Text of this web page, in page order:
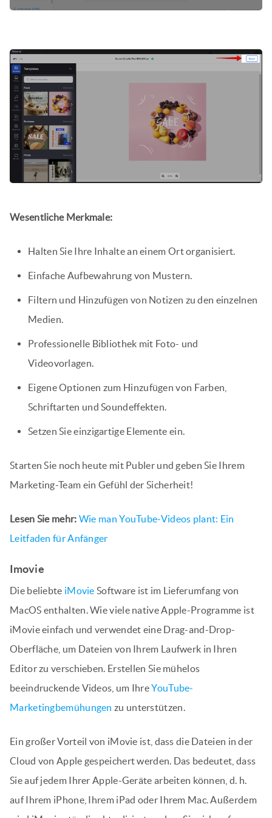
Wesentliche Merkmale:
Halten Sie Ihre Inhalte an einem Ort organisiert.
Einfache Aufbewahrung von Mustern.
Filtern und Hinzufügen von Notizen zu den einzelnen
Medien.
Professionelle Bibliothek mit Foto- und
Videovorlagen.
Eigene Optionen zum Hinzufügen von Farben,
Schriftarten und Soundeffekten.
Setzen Sie einzigartige Elemente ein.
Starten Sie noch heute mit Publer und geben Sie Ihrem
Marketing-Team ein Gefühl der Sicherheit!
Lesen Sie mehr: Wie man YouTube-Videos plant: Ein
Leitfaden für Anfänger
Imovie
Die beliebte iMovie Software ist im Lieferumfang von
MacOS enthalten. Wie viele native Apple-Programme ist
iMovie einfach und verwendet eine Drag-and-Drop-
Oberfläche, um Dateien von Ihrem Laufwerk in Ihren
Editor zu verschieben. Erstellen Sie mühelos
beeindruckende Videos, um IhreYouTube-
Marketingbemühungen zu unterstützen.
Ein großer Vorteil von iMovie ist, dass die Dateien in der
Cloud von Apple gespeichert werden. Das bedeutet, dass
Sie auf jedem Ihrer Apple-Geräte arbeiten können, d. h.
auf Ihrem iPhone, Ihrem iPad oder Ihrem Mac. Außerdem